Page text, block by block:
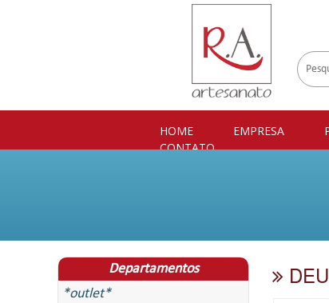
HOME EMPRESA
CONTATO
Departamentos
*outlet*